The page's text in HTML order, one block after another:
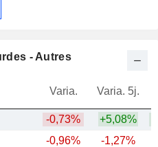
- Autres
Varia. Varia. 5j.
-0,73% +5,08%
-0,96% -1,27%